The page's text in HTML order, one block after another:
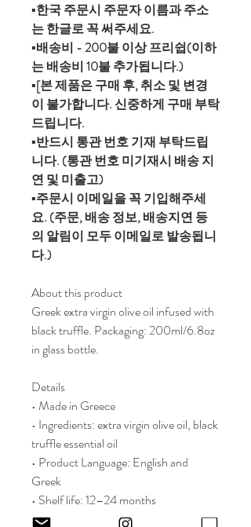
▪️한국 주문시 주문자 이름과 주소
는 한글로 꼭 써주세요.
▪️배송비 - 200불 이상 프리쉽(이하
는 배송비 10불 추가됩니다.)
▪️[본 제품은 구매 후, 취소 및 변경
이 불가합니다. 신중하게 구매 부탁
드립니다.
▪️반드시 통관 번호 기재 부탁드립
니다. (통관 번호 미기재시 배송 지
연 및 미출고)
▪️주문시 이메일을 꼭 기입해주세
요. (주문, 배송 정보, 배송지연 등
의 알림이 모두 이메일로 발송됩니
다.)
About this product
Greek extra virgin olive oil infused with
black truffle. Packaging: 200ml/6.8oz
in glass bottle.
Details
• Made in Greece
• Ingredients: extra virgin olive oil, black
truffle essential oil
• Product Language: English and
Greek
• Shelf life: 12–24 months
• Storage: Shelf-stable